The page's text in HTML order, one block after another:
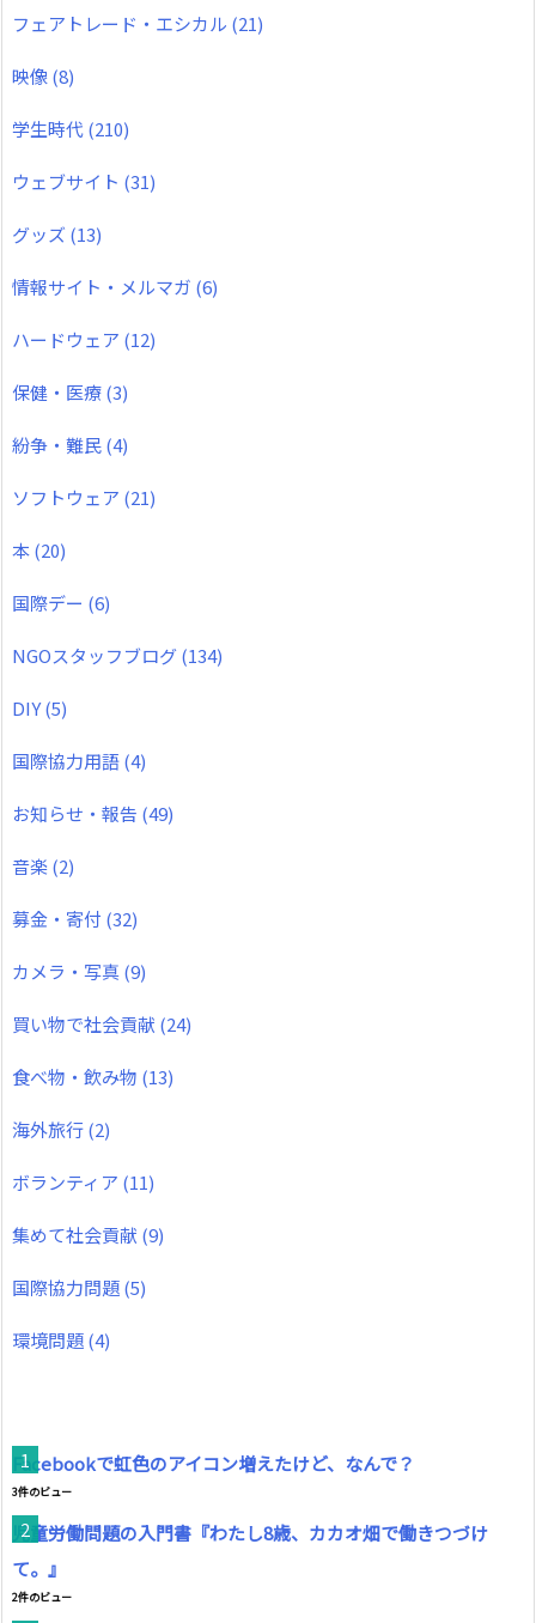
フェアトレード・エシカル (21)
映像(8)
学生時代(210)
ウェブサイト (31)
グッズ (13)
情報サイト・メルマガ (6)
ハードウェア (12)
保健・医療(3)
紛争・難民(4)
ソフトウェア (21)
本(20)
国際デー (6)
NGOスタッフブログ(134)
DIY(5)
国際協力用語(4)
お知らせ・報告 (49)
音楽(2)
募金・寄付 (32)
カメラ・写真(9)
買い物で社会貢献 (24)
食べ物・飲み物 (13)
海外旅行(2)
ボランティア (11)
集めて社会貢献 (9)
国際協力問題(5)
環境問題(4)
Facebookで虹色のアイコン増えたけど、なんで？
3件のビュー
児童労働問題の入門書『わたし8歳、カカオ畑で働きつづけ
て。』
2件のビュー